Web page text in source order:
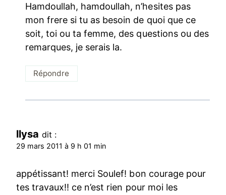
Hamdoullah, hamdoullah, n’hesites pas
mon frere si tu as besoin de quoi que ce
soit, toi ou ta femme, des questions ou des
remarques, je serais la.
Répondre
llysa dit :
29 mars 2011 à 9 h 01 min
appétissant! merci Soulef! bon courage pour
tes travaux!! ce n’est rien pour moi les